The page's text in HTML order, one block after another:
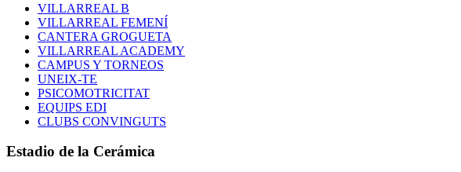
VILLARREAL B
VILLARREAL FEMENÍ
CANTERA GROGUETA
VILLARREAL ACADEMY
CAMPUS Y TORNEOS
UNEIX-TE
PSICOMOTRICITAT
EQUIPS EDI
CLUBS CONVINGUTS
Estadio de la Cerámica